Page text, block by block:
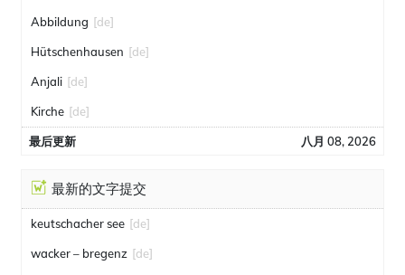
Abbildung [de]
Hütschenhausen [de]
Anjali [de]
Kirche [de]
最后更新 八月 08, 2026
最新的文字提交
keutschacher see [de]
wacker – bregenz [de]